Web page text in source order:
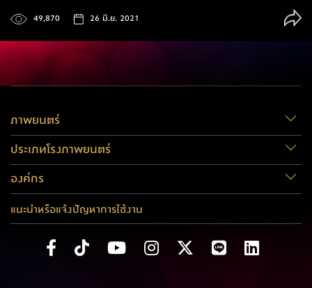
49,870 26 มิ.ย. 2021
ภาพยนตร์
ประเภทโรงภาพยนตร์
องค์กร
แนะนำหรือแจ้งปัญหาการใช้งาน